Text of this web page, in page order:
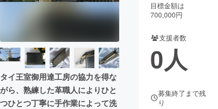
ビジネス・起業 チャレンジ
まちづくり・地域活性化
CAMPFIRE for Social Good
CAMPFIRE Creation
CAMPFIREふるさと納税machi-ya
タイ王室御用達工房の協力を得な
がら、熟練した革職人によりひと
つひとつ丁寧に手作業によって洗
目標金額は
700,000円
支援者数
0人
募集終了まで残
り